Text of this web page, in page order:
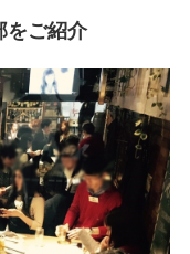
をご紹介